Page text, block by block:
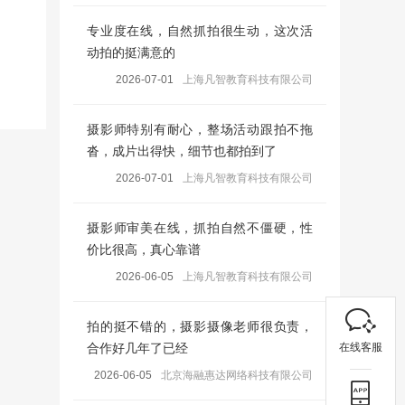
专业度在线，自然抓拍很生动，这次活
动拍的挺满意的
2026-07-01 上海凡智教育科技有限公司
摄影师特别有耐心，整场活动跟拍不拖
沓，成片出得快，细节也都拍到了
2026-07-01 上海凡智教育科技有限公司
摄影师审美在线，抓拍自然不僵硬，性
价比很高，真心靠谱
2026-06-05 上海凡智教育科技有限公司
拍的挺不错的，摄影摄像老师很负责，
合作好几年了已经
2026-06-05 北京海融惠达网络科技有限公司
在线客服